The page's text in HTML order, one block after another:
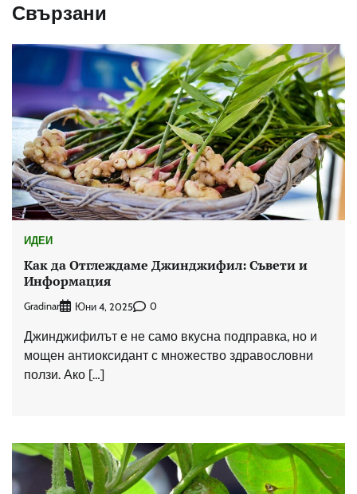
Свързани
ИДЕИ
Как да Отглеждаме Джинджифил: Съвети и
Информация
Gradinar Юни 4, 2025 0
Джинджифилът е не само вкусна подправка, но и
мощен антиоксидант с множество здравословни
ползи. Ако […]